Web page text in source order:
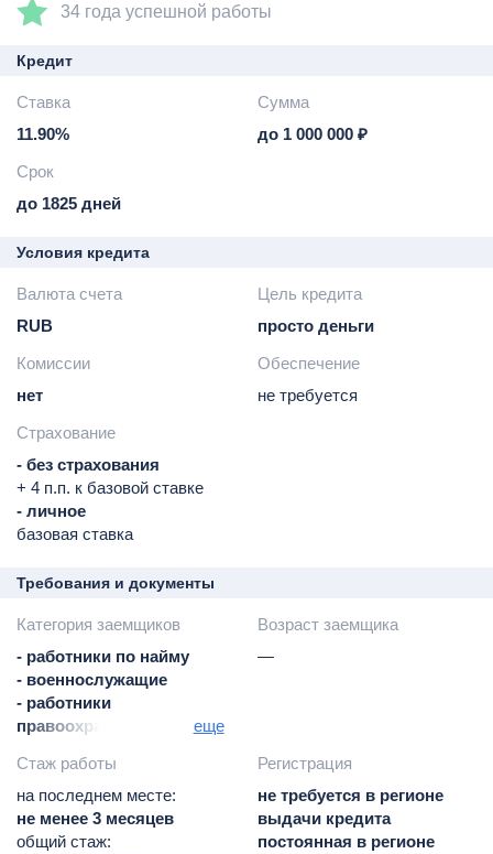
34 года успешной работы
Кредит
Ставка
11.90%
Сумма
до 1 000 000 ₽
Срок
до 1825 дней
Условия кредита
Валюта счета
RUB
Цель кредита
просто деньги
Комиссии
нет
Обеспечение
не требуется
Страхование
- без страхования
+ 4 п.п. к базовой ставке
- личное
базовая ставка
Требования и документы
Категория заемщиков
- работники по найму
- военнослужащие
- работники
правоохранительных еще
Возраст заемщика
—
Стаж работы
на последнем месте:
не менее 3 месяцев
общий стаж:
Регистрация
не требуется в регионе
выдачи кредита
постоянная в регионе